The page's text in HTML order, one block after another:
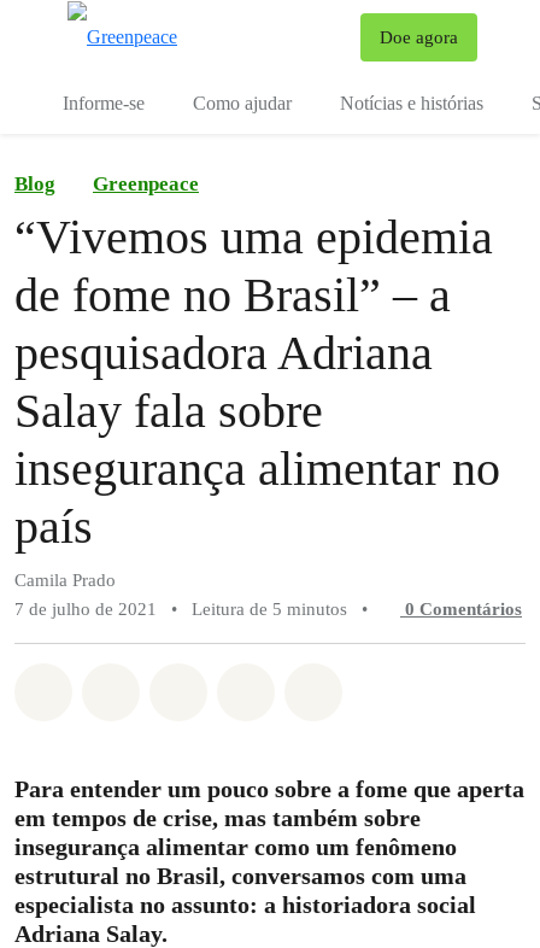
Doe agora
Informe-se Como ajudar Notícias e histórias
Blog Greenpeace
“Vivemos uma epidemia
de fome no Brasil” – a
pesquisadora Adriana
Salay fala sobre
insegurança alimentar no
país
Camila Prado
7 de julho de 2021
• Leitura de 5 minutos • 0 Comentários
Para entender um pouco sobre a fome que aperta
em tempos de crise, mas também sobre
insegurança alimentar como um fenômeno
estrutural no Brasil, conversamos com uma
especialista no assunto: a historiadora social
Adriana Salay.